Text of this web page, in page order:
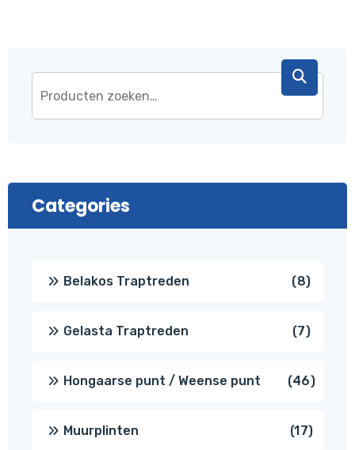
Categories
Belakos Traptreden 88
Gelasta Traptreden 77
Hongaarse punt / Weense punt 4646
Muurplinten 1717